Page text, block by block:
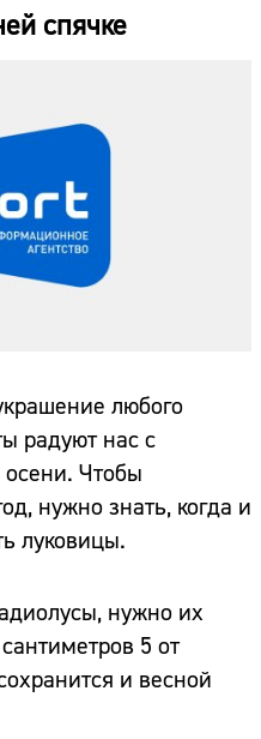
спячке
любого
радуют нас с
Чтобы
нужно знать, когда и
луковицы.
нужно их
5 от
и весной